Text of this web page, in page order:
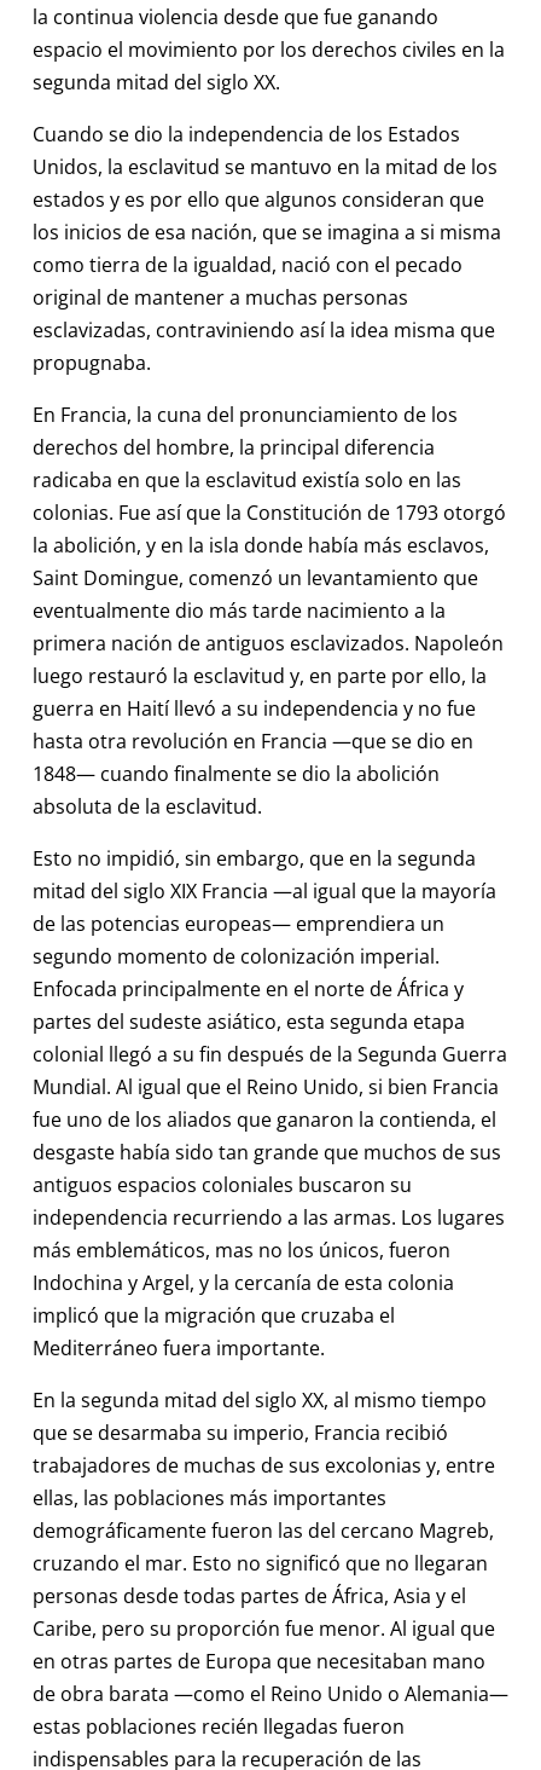
la continua violencia desde que fue ganando
espacio el movimiento por los derechos civiles en la
segunda mitad del siglo XX.
Cuando se dio la independencia de los Estados
Unidos, la esclavitud se mantuvo en la mitad de los
estados y es por ello que algunos consideran que
los inicios de esa nación, que se imagina a si misma
como tierra de la igualdad, nació con el pecado
original de mantener a muchas personas
esclavizadas, contraviniendo así la idea misma que
propugnaba.
En Francia, la cuna del pronunciamiento de los
derechos del hombre, la principal diferencia
radicaba en que la esclavitud existía solo en las
colonias. Fue así que la Constitución de 1793 otorgó
la abolición, y en la isla donde había más esclavos,
Saint Domingue, comenzó un levantamiento que
eventualmente dio más tarde nacimiento a la
primera nación de antiguos esclavizados. Napoleón
luego restauró la esclavitud y, en parte por ello, la
guerra en Haití llevó a su independencia y no fue
hasta otra revolución en Francia —que se dio en
1848— cuando finalmente se dio la abolición
absoluta de la esclavitud.
Esto no impidió, sin embargo, que en la segunda
mitad del siglo XIX Francia —al igual que la mayoría
de las potencias europeas— emprendiera un
segundo momento de colonización imperial.
Enfocada principalmente en el norte de África y
partes del sudeste asiático, esta segunda etapa
colonial llegó a su fin después de la Segunda Guerra
Mundial. Al igual que el Reino Unido, si bien Francia
fue uno de los aliados que ganaron la contienda, el
desgaste había sido tan grande que muchos de sus
antiguos espacios coloniales buscaron su
independencia recurriendo a las armas. Los lugares
más emblemáticos, mas no los únicos, fueron
Indochina y Argel, y la cercanía de esta colonia
implicó que la migración que cruzaba el
Mediterráneo fuera importante.
En la segunda mitad del siglo XX, al mismo tiempo
que se desarmaba su imperio, Francia recibió
trabajadores de muchas de sus excolonias y, entre
ellas, las poblaciones más importantes
demográficamente fueron las del cercano Magreb,
cruzando el mar. Esto no significó que no llegaran
personas desde todas partes de África, Asia y el
Caribe, pero su proporción fue menor. Al igual que
en otras partes de Europa que necesitaban mano
de obra barata —como el Reino Unido o Alemania—
estas poblaciones recién llegadas fueron
indispensables para la recuperación de las